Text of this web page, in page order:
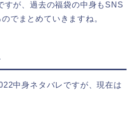
すが、過去の福袋の中身もSNS
でまとめていきますね。
中身ネタバレですが、現在は